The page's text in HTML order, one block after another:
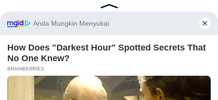
Banda Aceh Jangan Terjebak Pembangunan Simbolik
Tol Sibanceh; Jalan Mulus yang Mematikan Ekonomi Saree